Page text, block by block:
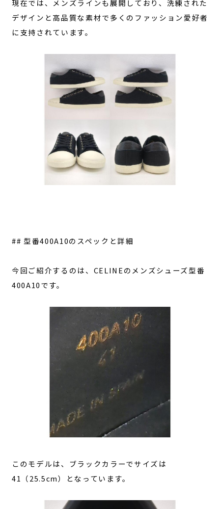
現在では、メンズラインも展開しており、洗練された
デザインと高品質な素材で多くのファッション愛好者
に支持されています。
## 型番400A10のスペックと詳細
今回ご紹介するのは、CELINEのメンズシューズ型番
400A10です。
このモデルは、ブラックカラーでサイズは
41（25.5cm）となっています。